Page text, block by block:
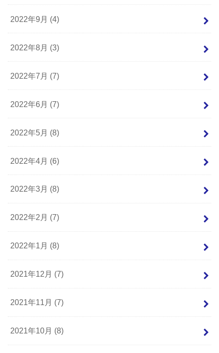
2022年9月 (4)
2022年8月 (3)
2022年7月 (7)
2022年6月 (7)
2022年5月 (8)
2022年4月 (6)
2022年3月 (8)
2022年2月 (7)
2022年1月 (8)
2021年12月 (7)
2021年11月 (7)
2021年10月 (8)